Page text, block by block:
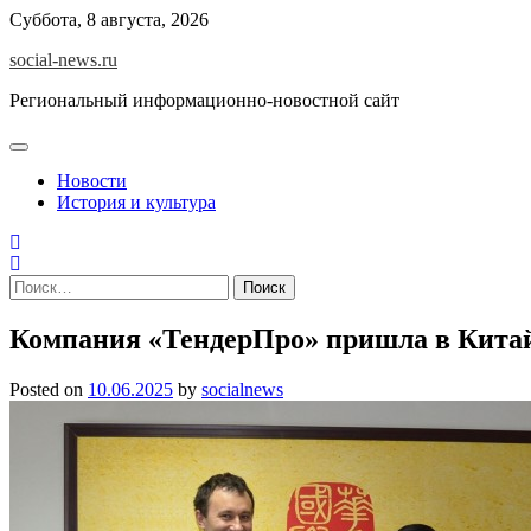
Skip
content
Суббота, 8 августа, 2026
social-news.ru
Региональный информационно-новостной сайт
Новости
История и культура
Найти:
Компания «ТендерПро» пришла в
Posted on 10.06.2025 by socialnews